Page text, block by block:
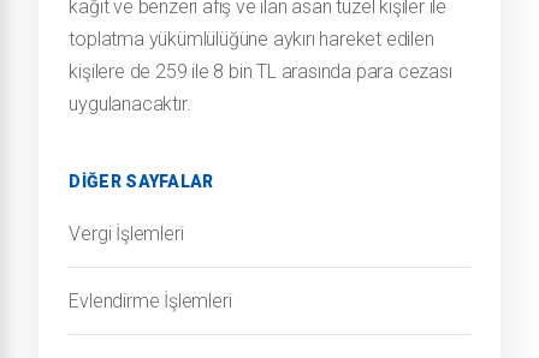
kağıt ve benzeri afiş ve ilan asan tüzel kişiler ile
toplatma yükümlülüğüne aykırı hareket edilen
kişilere de 259 ile 8 bin TL arasında para cezası
uygulanacaktır.
DIĞER SAYFALAR
Vergi İşlemleri
Evlendirme İşlemleri